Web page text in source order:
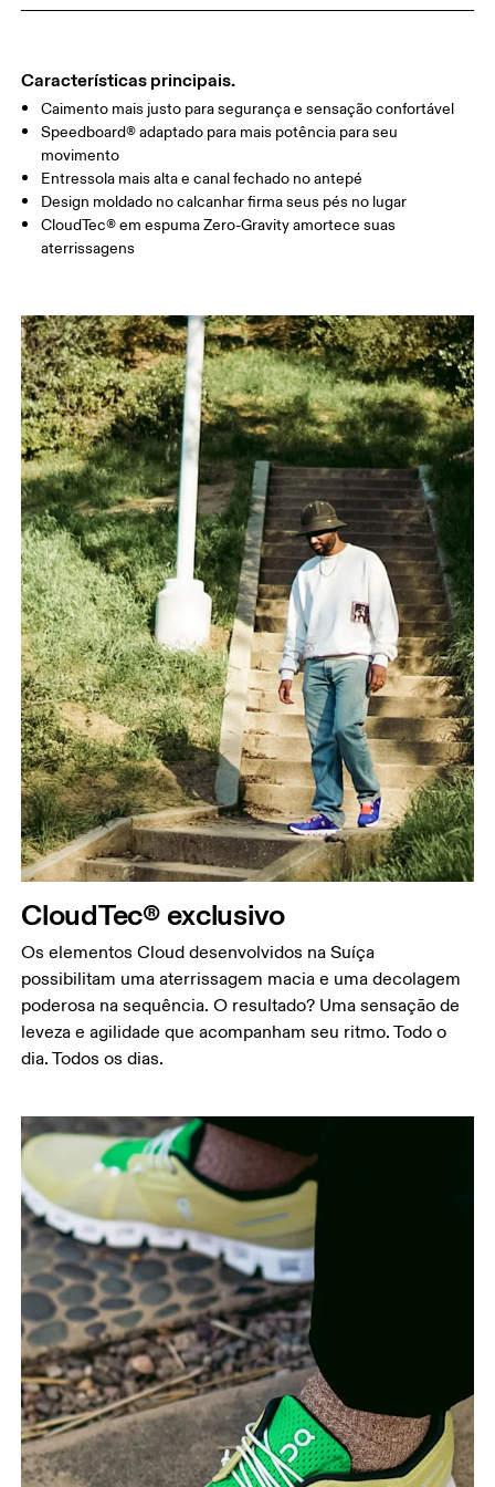
Características principais.
Caimento mais justo para segurança e sensação confortável
Speedboard® adaptado para mais potência para seu
movimento
Entressola mais alta e canal fechado no antepé
Design moldado no calcanhar firma seus pés no lugar
CloudTec® em espuma Zero-Gravity amortece suas
aterrissagens
CloudTec® exclusivo
Os elementos Cloud desenvolvidos na Suíça
possibilitam uma aterrissagem macia e uma decolagem
poderosa na sequência. O resultado? Uma sensação de
leveza e agilidade que acompanham seu ritmo. Todo o
dia. Todos os dias.